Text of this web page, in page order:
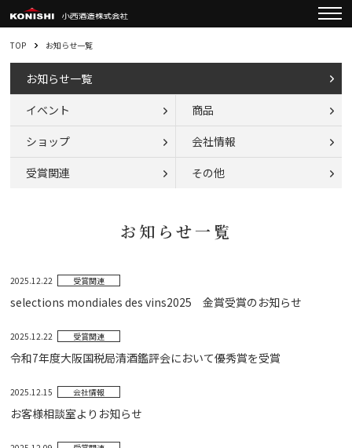
TOP お知らせ一覧
お知らせ一覧
イベント
商品
ショップ
会社情報
受賞関連
その他
お知らせ一覧
2025.12.22 受賞関連
selections mondiales des vins2025 金賞受賞のお知らせ
2025.12.22 受賞関連
令和7年度大阪国税局清酒鑑評会において優秀賞を受賞
2025.12.15 会社情報
お客様相談室よりお知らせ